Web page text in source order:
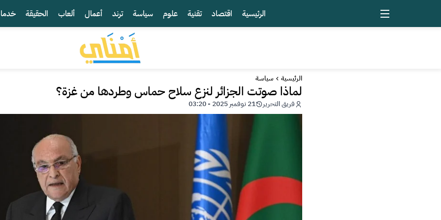
الرئيسية اقتصاد تقنية علوم سياسة ترند أعمال ألعاب الحقيقة
الرئيسية سياسة
لماذا صوتت الجزائر لنزع سلاح حماس وطردها من غزة؟
فريق التحرير 21 نوفمبر 2025 - 03:20